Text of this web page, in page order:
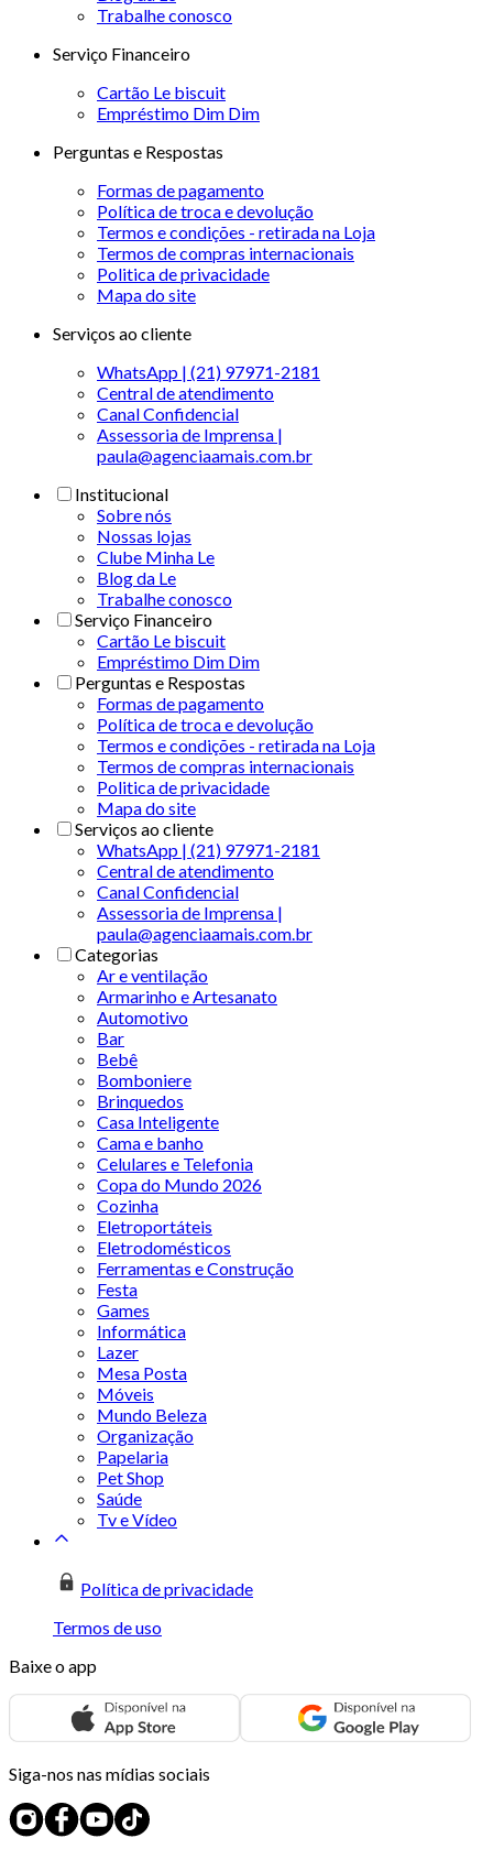
Trabalhe conosco
Serviço Financeiro
Cartão Le biscuit
Empréstimo Dim Dim
Perguntas e Respostas
Formas de pagamento
Política de troca e devolução
Termos e condições - retirada na Loja
Termos de compras internacionais
Politica de privacidade
Mapa do site
Serviços ao cliente
WhatsApp | (21) 97971-2181
Central de atendimento
Canal Confidencial
Assessoria de Imprensa |
paula@agenciaamais.com.br
Institucional
Sobre nós
Nossas lojas
Clube Minha Le
Blog da Le
Trabalhe conosco
Serviço Financeiro
Cartão Le biscuit
Empréstimo Dim Dim
Perguntas e Respostas
Formas de pagamento
Política de troca e devolução
Termos e condições - retirada na Loja
Termos de compras internacionais
Politica de privacidade
Mapa do site
Serviços ao cliente
WhatsApp | (21) 97971-2181
Central de atendimento
Canal Confidencial
Assessoria de Imprensa |
paula@agenciaamais.com.br
Categorias
Ar e ventilação
Armarinho e Artesanato
Automotivo
Bar
Bebê
Bomboniere
Brinquedos
Casa Inteligente
Cama e banho
Celulares e Telefonia
Copa do Mundo 2026
Cozinha
Eletroportáteis
Eletrodomésticos
Ferramentas e Construção
Festa
Games
Informática
Lazer
Mesa Posta
Móveis
Mundo Beleza
Organização
Papelaria
Pet Shop
Saúde
Tv e Vídeo
Política de privacidade
Termos de uso
Baixe o app
Siga-nos nas mídias sociais